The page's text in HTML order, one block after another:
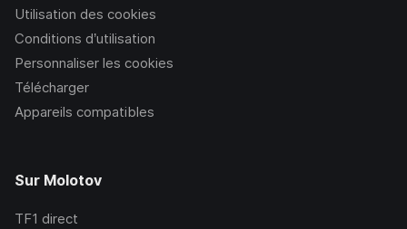
Utilisation des cookies
Conditions d’utilisation
Personnaliser les cookies
Télécharger
Appareils compatibles
Sur Molotov
TF1 direct